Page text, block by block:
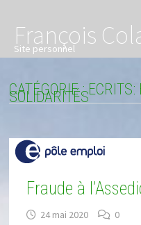
contenu
François
Site personnel
CATÉGORIE :ECRITS:
SOLIDARITÉS
Fraude à
24 mai 2020 0